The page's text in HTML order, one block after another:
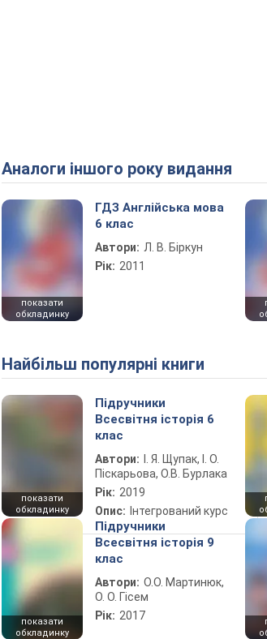
Аналоги іншого року видання
показати
обкладинку
ГДЗ Англійська мова
6 клас
Автори: Л. В. Біркун
Рік: 2011
Найбільш популярні книги
показати
обкладинку
Підручники
Всесвітня історія 6
клас
Автори:
І. Я. Щупак, І. О.
Піскарьова, О.В. Бурлака
Рік: 2019
Опис: Інтегрований курс
показати
обкладинку
Підручники
Всесвітня історія 9
клас
Автори: О.О. Мартинюк,
О. О. Гісем
Рік: 2017